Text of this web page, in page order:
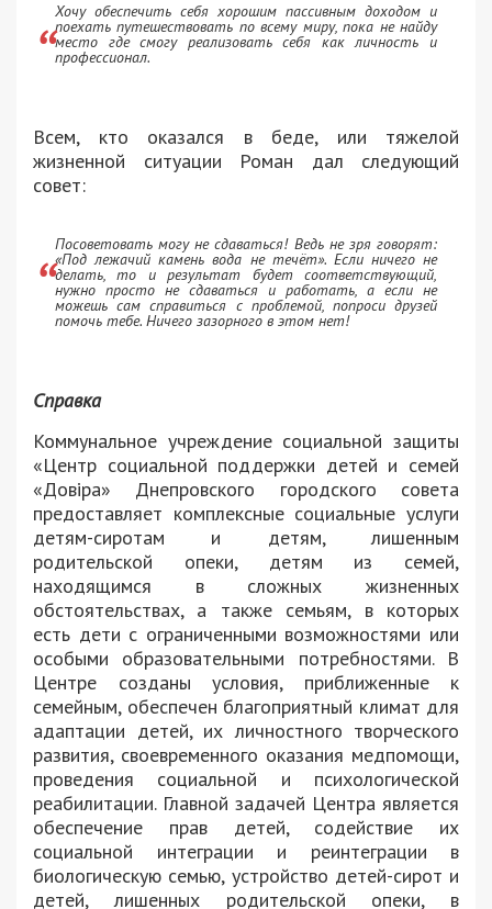
Хочу обеспечить себя хорошим пассивным доходом и
поехать путешествовать по всему миру, пока не найду
место где смогу реализовать себя как личность и
профессионал.
Всем, кто оказался в беде, или тяжелой
жизненной ситуации Роман дал следующий
совет:
Посоветовать могу не сдаваться! Ведь не зря говорят:
«Под лежачий камень вода не течёт». Если ничего не
делать, то и результат будет соответствующий,
нужно просто не сдаваться и работать, а если не
можешь сам справиться с проблемой, попроси друзей
помочь тебе. Ничего зазорного в этом нет!
Справка
Коммунальное учреждение социальной защиты
«Центр социальной поддержки детей и семей
«Довіра» Днепровского городского совета
предоставляет комплексные социальные услуги
детям-сиротам и детям, лишенным
родительской опеки, детям из семей,
находящимся в сложных жизненных
обстоятельствах, а также семьям, в которых
есть дети с ограниченными возможностями или
особыми образовательными потребностями. В
Центре созданы условия, приближенные к
семейным, обеспечен благоприятный климат для
адаптации детей, их личностного творческого
развития, своевременного оказания медпомощи,
проведения социальной и психологической
реабилитации. Главной задачей Центра является
обеспечение прав детей, содействие их
социальной интеграции и реинтеграции в
биологическую семью, устройство детей-сирот и
детей, лишенных родительской опеки, в